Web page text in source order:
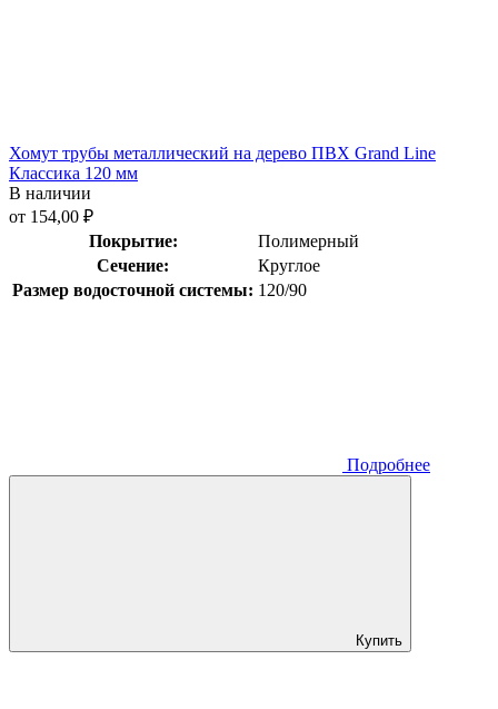
Хомут трубы металлический на дерево ПВХ Grand Line
Классика 120 мм
В наличии
от 154,00 ₽
Покрытие:
Полимерный
Сечение:
Круглое
Размер водосточной системы: 120/90
Подробнее
Купить